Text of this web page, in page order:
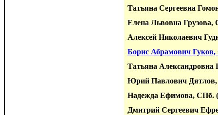
Татьяна Сергеевна
Елена Львовна Грузова,
Алексей Николаевич
Борис Абрамович
Татьяна Александровна
Юрий Павлович
Надежда Ефимова, СПб. (
Дмитрий Сергеевич